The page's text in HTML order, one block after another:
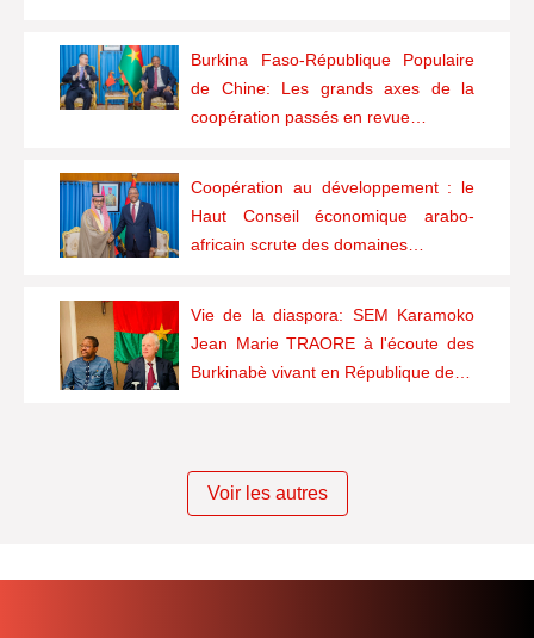
Burkina Faso-République Populaire
de Chine: Les grands axes de la
coopération passés en revue…
Coopération au développement : le
Haut Conseil économique arabo-
africain scrute des domaines…
Vie de la diaspora: SEM Karamoko
Jean Marie TRAORE à l'écoute des
Burkinabè vivant en République de…
Voir les autres